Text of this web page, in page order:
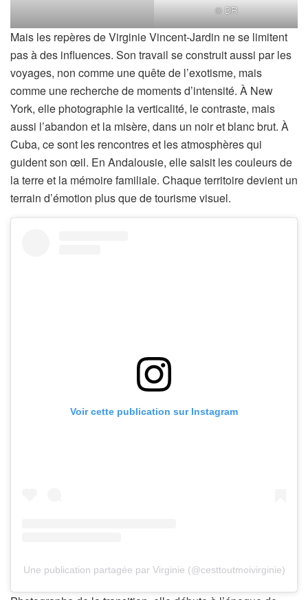
© DR
Mais les repères de Virginie Vincent-Jardin ne se limitent
pas à des influences. Son travail se construit aussi par les
voyages, non comme une quête de l’exotisme, mais
comme une recherche de moments d’intensité. À New
York, elle photographie la verticalité, le contraste, mais
aussi l’abandon et la misère, dans un noir et blanc brut. À
Cuba, ce sont les rencontres et les atmosphères qui
guident son œil. En Andalousie, elle saisit les couleurs de
la terre et la mémoire familiale. Chaque territoire devient un
terrain d’émotion plus que de tourisme visuel.
Voir cette publication sur Instagram
Une publication partagée par Virginie (@cesttoutmoivirginie)